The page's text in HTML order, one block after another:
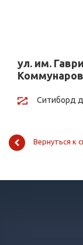
ул. им.
Ситиборд
Вернуться к